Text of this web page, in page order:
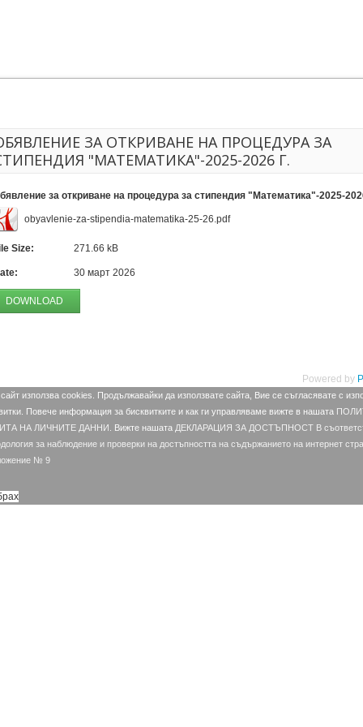
ЗА ОТКРИВАНЕ НА ПРОЦЕДУРА ЗА
"МАТЕМАТИКА"-2025-2026 Г.
за откриване на процедура за стипендия "Математика"-2025-
obyavlenie-za-stipendia-matematika-25-26.pdf
Size: 271.66 kB
30 март 2026
Powered by
използва cookies. Продължавайки да използвате сайта, Вие се съгласявате с
Повече информация за бисквитките и как ги управляваме вижте в нашата
НА ЛИЧНИТЕ ДАННИ.
Вижте нашата ДЕКЛАРАЦИЯ ЗА ДОСТЪПНОСТ В
за наблюдение и проверки на достъпността на съдържанието на интернет
№ 9